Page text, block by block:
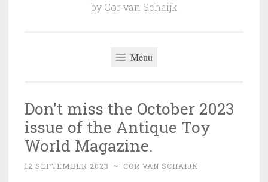
by Cor van Schaijk
Menu
Don’t miss the October 2023
issue of the Antique Toy
World Magazine.
12 SEPTEMBER 2023 ~ COR VAN SCHAIJK